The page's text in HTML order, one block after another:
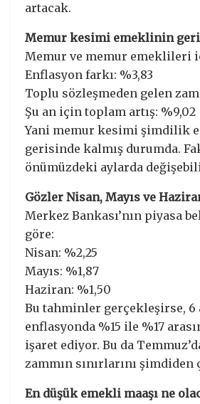
artacak.
Memur kesimi emeklinin
Memur ve memur emeklileri
Enflasyon farkı: %3,83
Toplu sözleşmeden gelen
Şu an için toplam artış: %9,02
Yani memur kesimi şimdilik
gerisinde kalmış durumda.
önümüzdeki aylarda
Gözler Nisan, Mayıs ve
Merkez Bankası’nın piyasa
göre:
Nisan: %2,25
Mayıs: %1,87
Haziran: %1,50
Bu tahminler gerçekleşirse, 6
enflasyonda %15 ile %17
işaret ediyor. Bu da
zammın sınırlarını şimdiden
En düşük emekli maaşı ne